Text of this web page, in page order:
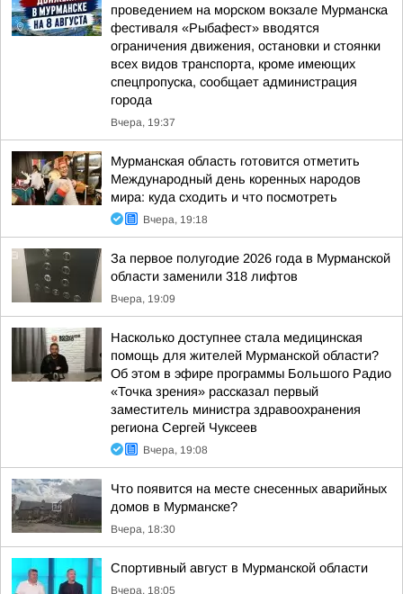
проведением на морском вокзале Мурманска
фестиваля «Рыбафест» вводятся
ограничения движения, остановки и стоянки
всех видов транспорта, кроме имеющих
спецпропуска, сообщает администрация
города
Вчера, 19:37
Мурманская область готовится отметить
Международный день коренных народов
мира: куда сходить и что посмотреть
Вчера, 19:18
За первое полугодие 2026 года в Мурманской
области заменили 318 лифтов
Вчера, 19:09
Насколько доступнее стала медицинская
помощь для жителей Мурманской области?
Об этом в эфире программы Большого Радио
«Точка зрения» рассказал первый
заместитель министра здравоохранения
региона Сергей Чуксеев
Вчера, 19:08
Что появится на месте снесенных аварийных
домов в Мурманске?
Вчера, 18:30
Спортивный август в Мурманской области
Вчера, 18:05